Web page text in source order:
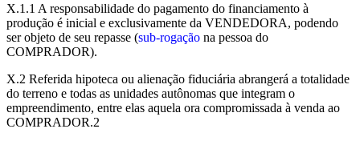
X.1.1 A responsabilidade do pagamento do financiamento à
produção é inicial e exclusivamente da VENDEDORA, podendo
ser objeto de seu repasse (sub-rogação na pessoa do
COMPRADOR).
X.2 Referida hipoteca ou alienação fiduciária abrangerá a totalidade
do terreno e todas as unidades autônomas que integram o
empreendimento, entre elas aquela ora compromissada à venda ao
COMPRADOR.2